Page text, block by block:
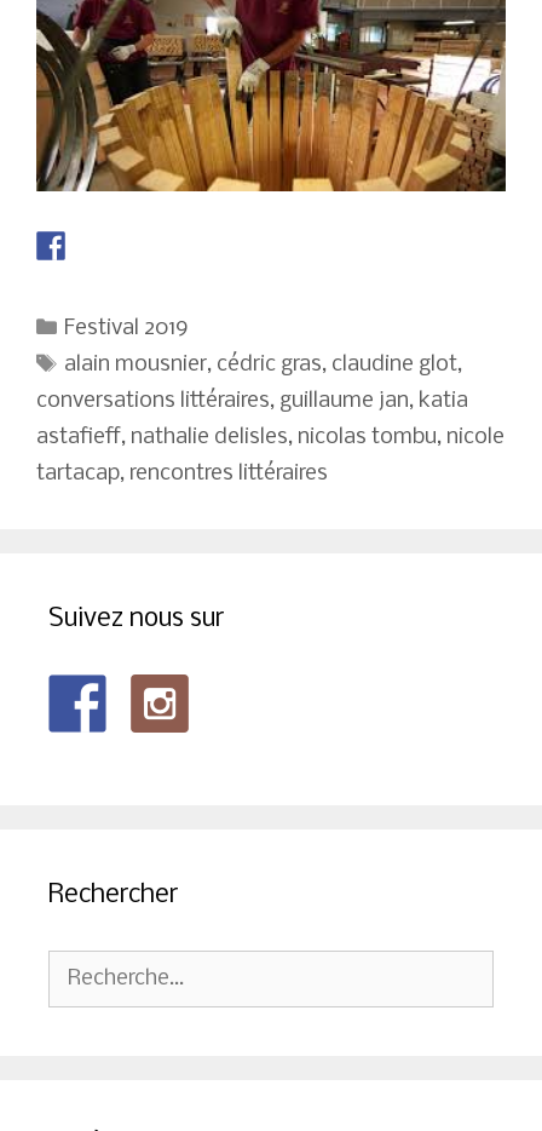
Catégories
Festival 2019
Étiquettes
alain mousnier, cédric gras, claudine glot,
conversations littéraires, guillaume jan, katia
astafieff, nathalie delisles, nicolas tombu, nicole
tartacap, rencontres littéraires
Suivez nous sur
Rechercher
Rechercher :